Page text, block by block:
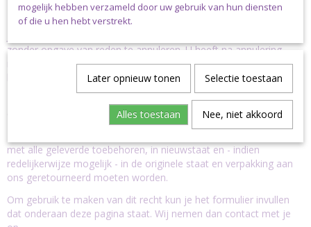
Retourbeleid en herroepingsrecht:
zonder opgave van reden te annuleren. U heeft na annulering
nogmaals 14 dagen om uw product retour te sturen. U krijgt dan
het orderbedrag exclusief verzendkosten gecrediteerd.
De kosten voor retour van uw huis naar de webwinkel zijn voor
met alle geleverde toebehoren, in nieuwstaat en - indien
redelijkerwijze mogelijk - in de originele staat en verpakking aan
ons geretourneerd moeten worden.
Om gebruik te maken van dit recht kun je het formulier invullen
dat onderaan deze pagina staat. Wij nemen dan contact met je
mogelijk hebben verzameld door uw gebruik van hun diensten
of die u hen hebt verstrekt.
Later opnieuw tonen Selectie toestaan
Alles toestaan Nee, niet akkoord